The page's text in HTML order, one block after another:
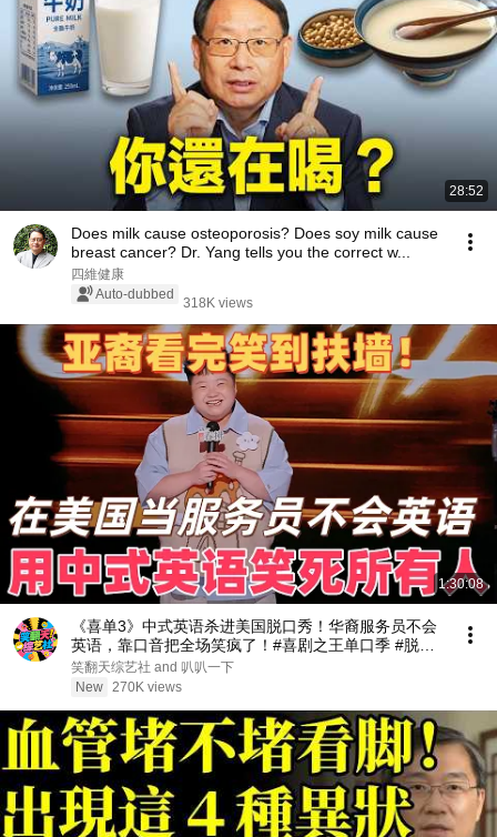
28:52
Does milk cause osteoporosis? Does soy milk cause
breast cancer? Dr. Yang tells you the correct w...
四維健康
Auto-dubbed
318K views
1:30:08
《喜单3》中式英语杀进美国脱口秀！华裔服务员不会
英语，靠口音把全场笑疯了！#喜剧之王单口季 #脱口
秀 #搞笑 #喜剧 #funny #综艺
笑翻天综艺社 and 叭叭一下
New 270K views